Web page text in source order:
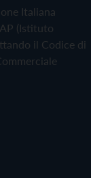
Italiana
(Istituto
il Codice di